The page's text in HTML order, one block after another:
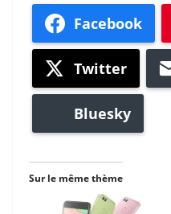
Facebook
Twitter
Bluesky
Sur le même thème